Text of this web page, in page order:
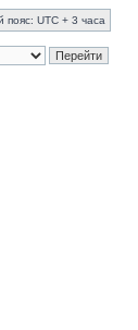
пояс: UTC + 3 часа